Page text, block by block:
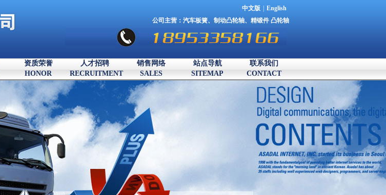
中文版
English
公司主营： 汽车板簧、 制动凸轮轴、 精锻件 凸轮轴
资质荣誉
HONOR
人才招聘
RECRUITMENT
销售网络
SALES
站点导航
SITEMAP
联系我们
CONTACT